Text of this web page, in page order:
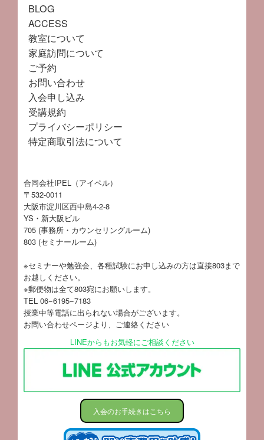
BLOG
ACCESS
教室について
家庭訪問について
ご予約
お問い合わせ
入会申し込み
受講規約
プライバシーポリシー
特定商取引法について
合同会社IPEL（アイペル）
〒532-0011
大阪市淀川区西中島4-2-8
YS・新大阪ビル
705 (事務所・カウンセリングルーム)
803 (セミナールーム)
※セミナーや勉強会、各種試験にお申し込みの方は直接803まで
お越しください。
※郵便物は全て803宛にお願いします。
TEL 06−6195−7183
授業中等電話に出られない場合がございます。
お問い合わせページより、ご連絡ください
LINEからもお気軽にご相談ください
入会のお手続きはこちら